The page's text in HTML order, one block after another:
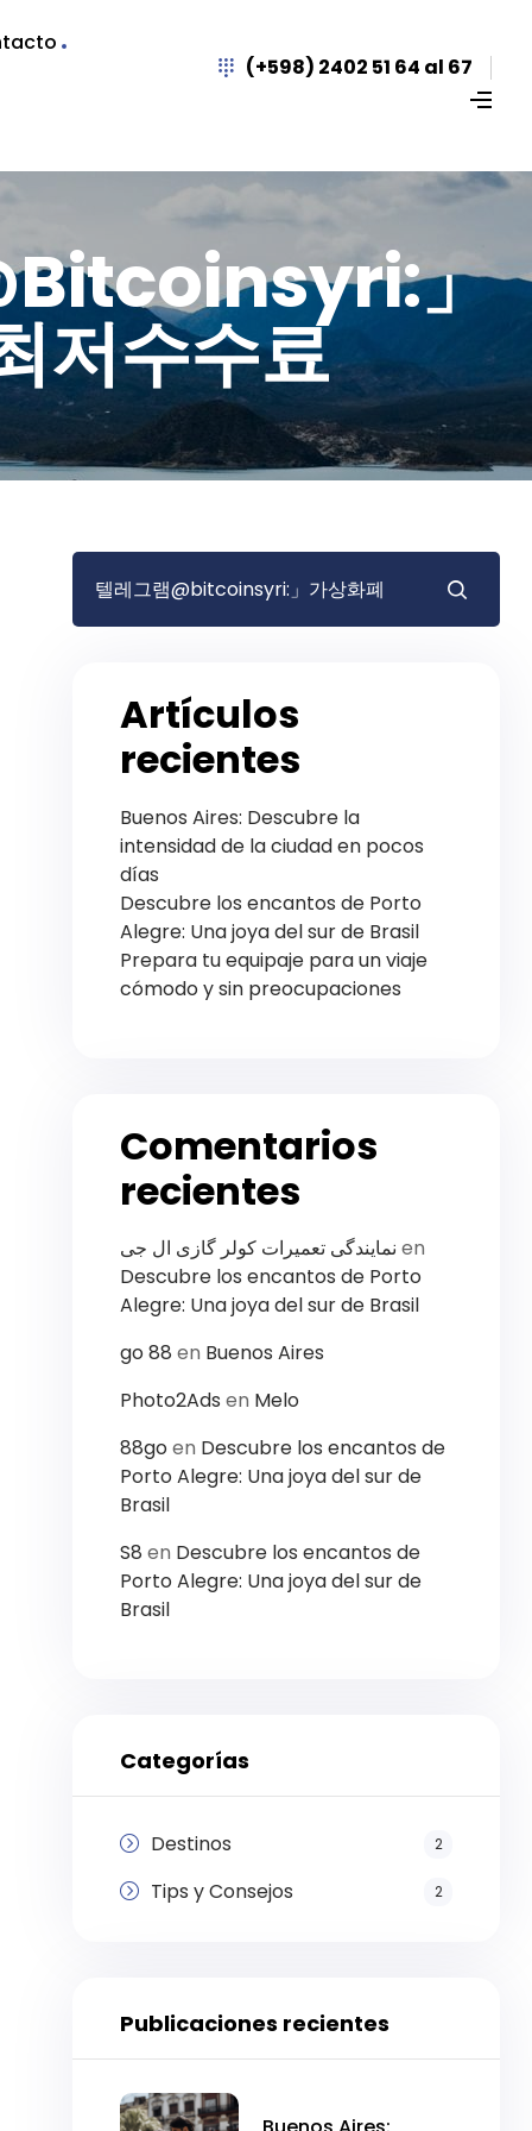
(+598) 2402 51 64 al 67
」
저수수료
Artículos
recientes
Buenos Aires: Descubre la
intensidad de la ciudad en pocos
días
Descubre los encantos de Porto
Alegre: Una joya del sur de Brasil
Prepara tu equipaje para un viaje
cómodo y sin preocupaciones
Comentarios
recientes
نمایندگی تعمیرات کولر گازی ال جی en
Descubre los encantos de Porto
Alegre: Una joya del sur de Brasil
g​o 8​8 en Buenos Aires
Photo2Ads en Melo
88goen Descubre los encantos de
Porto Alegre: Una joya del sur de
Brasil
S8 en Descubre los encantos de
Porto Alegre: Una joya del sur de
Brasil
Categorías
Destinos 2
Tips y Consejos 2
Publicaciones recientes